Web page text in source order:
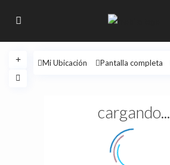
cargando...
Mi Ubicación Pantalla completa